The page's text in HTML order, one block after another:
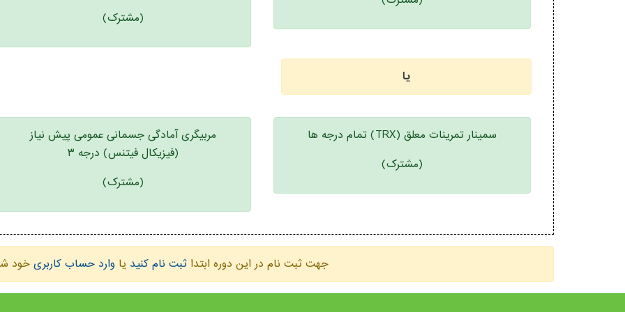
(مشترک)
یا
سمینار تمرینات معلق (TRX) تمام درجه ها
(مشترک)
مربیگری آمادگی جسمانی عمومی پیش نیاز
(فیزیکال فیتنس) درجه ۳
(مشترک)
جهت ثبت نام در این دوره ابتداثبت نام کنید یا وارد حساب کاربری خود